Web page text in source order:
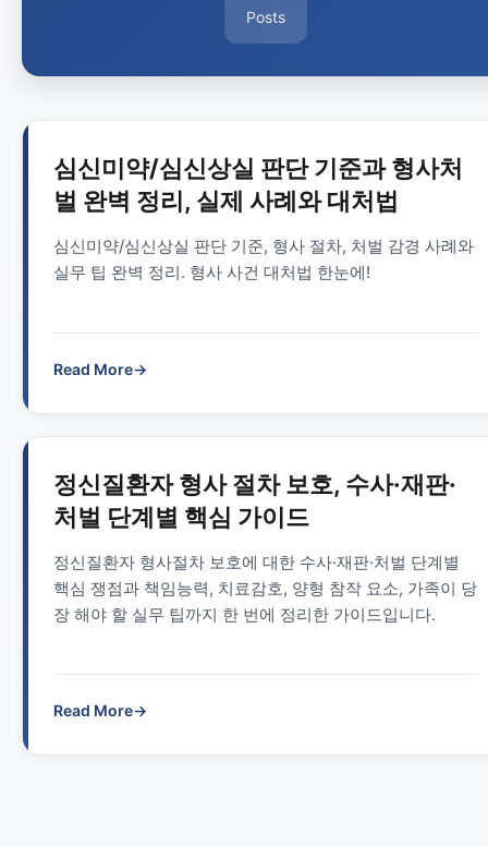
Posts
심신미약/심신상실 판단 기준과 형사처
벌 완벽 정리, 실제 사례와 대처법
심신미약/심신상실 판단 기준, 형사 절차, 처벌 감경 사례와
실무 팁 완벽 정리. 형사 사건 대처법 한눈에!
Read More→
정신질환자 형사 절차 보호, 수사·재판·
처벌 단계별 핵심 가이드
정신질환자 형사절차 보호에 대한 수사·재판·처벌 단계별
핵심 쟁점과 책임능력, 치료감호, 양형 참작 요소, 가족이 당
장 해야 할 실무 팁까지 한 번에 정리한 가이드입니다.
Read More→